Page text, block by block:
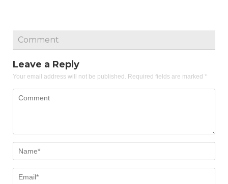
Comment
Leave a Reply
Your email address will not be published. Required fields are marked *